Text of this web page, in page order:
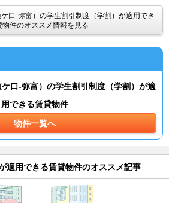
口-弥富）の学生割引制度（学割）が適用でき
物件のオススメ情報を見る
口-弥富）の学生割引制度（学割）が適
用できる賃貸物件
物件一覧へ
適用できる賃貸物件のオススメ記事